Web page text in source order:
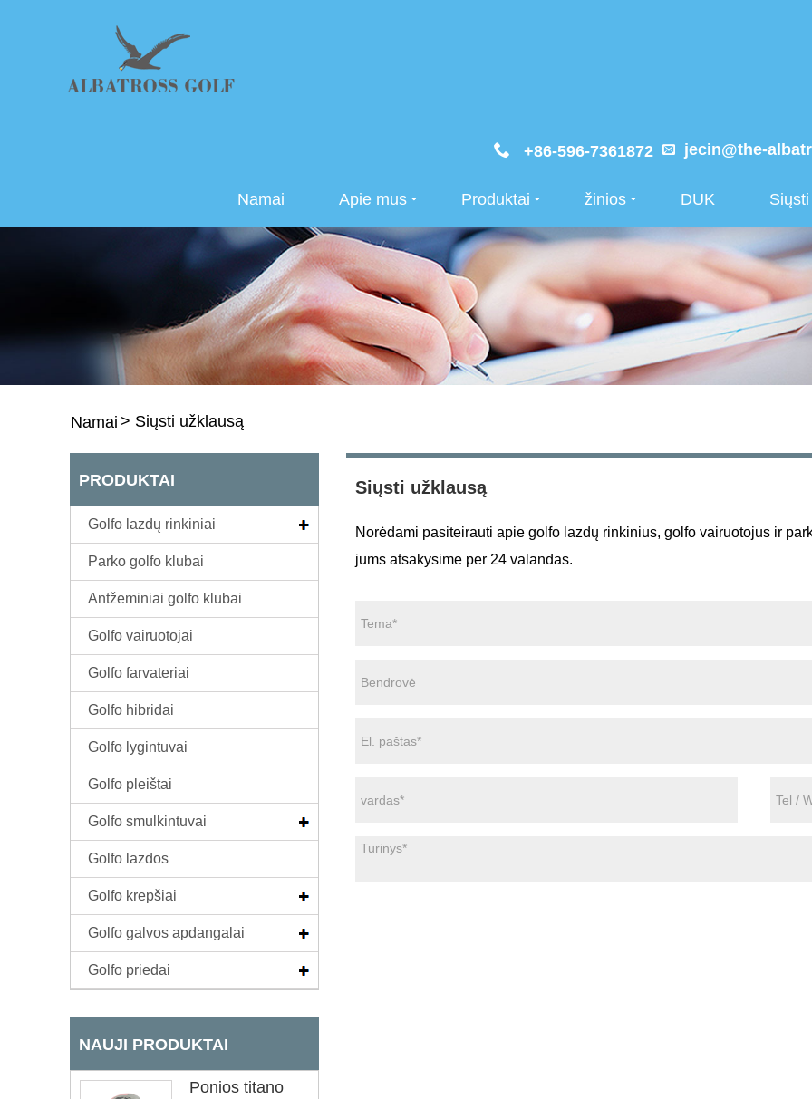
+86-596-7361872 jecin@the-
Namai Apie mus Produktai žinios DUK
Namai > Siųsti užklausą
PRODUKTAI
Golfo lazdų rinkiniai
Parko golfo klubai
Antžeminiai golfo klubai
Golfo vairuotojai
Golfo farvateriai
Golfo hibridai
Golfo lygintuvai
Golfo pleištai
Golfo smulkintuvai
Golfo lazdos
Golfo krepšiai
Golfo galvos apdangalai
Golfo priedai
NAUJI PRODUKTAI
Ponios titano
Siųsti užklausą
Norėdami pasiteirauti apie golfo lazdų rinkinius, golfo vairuotojus ir
jums atsakysime per 24 valandas.